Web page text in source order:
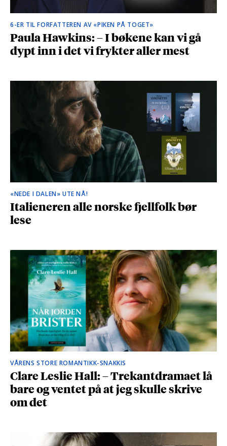
6-ER TIL FORFATTEREN AV «PIKEN PÅ TOGET»
Paula Hawkins: – I bøkene kan vi gå
dypt inn i det vi frykter aller mest
«NEDE I DALEN» UTE NÅ!
Italieneren alle norske fjellfolk bør
lese
VÅRENS STORE ROMANTIKK-SNAKKIS
Clare Leslie Hall: – Trekantdramaet lå
bare og ventet på at jeg skulle skrive
om det